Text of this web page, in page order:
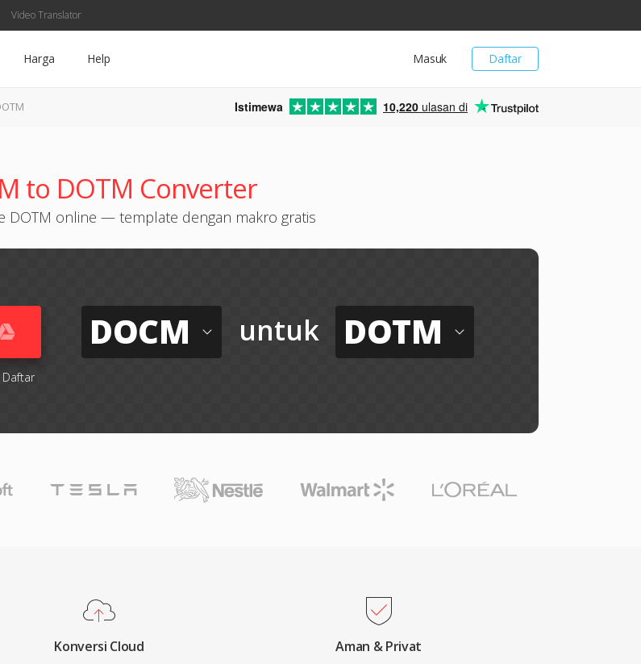
Video Translator
Daftar
Masuk
Harga Help
Istimewa 10,220 ulasan di
to DOTM Converter
DOTM online — template dengan makro gratis
Daftar
DOCM untuk DOTM
Konversi Cloud Aman & Privat